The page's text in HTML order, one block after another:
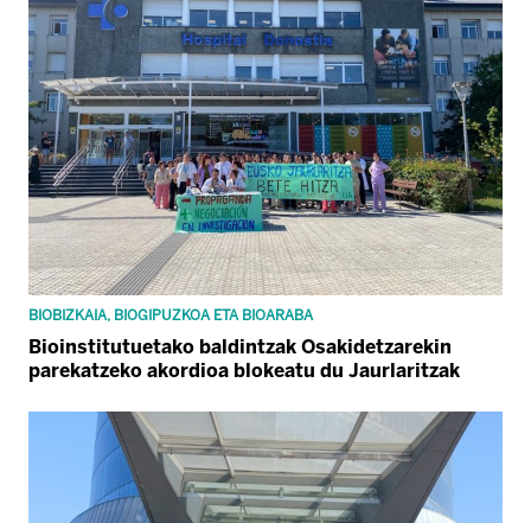
BIOBIZKAIA, BIOGIPUZKOA ETA BIOARABA
Bioinstitutuetako baldintzak Osakidetzarekin
parekatzeko akordioa blokeatu du Jaurlaritzak